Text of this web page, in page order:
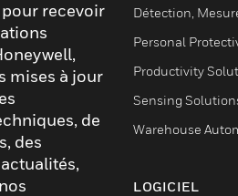
recevoir
mises à jour
de
des
Détection,
Personal
Productivity
Sensing
Warehouse
LOGICIEL